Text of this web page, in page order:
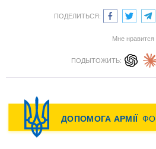
ПОДЕЛИТЬСЯ:
Мне нравится
ПОДЫТОЖИТЬ: